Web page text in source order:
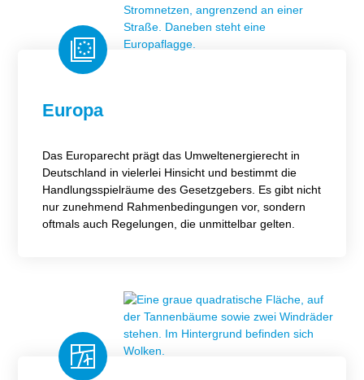
Europa
Das Europarecht prägt das Umweltenergierecht in
Deutschland in vielerlei Hinsicht und bestimmt die
Handlungsspielräume des Gesetzgebers. Es gibt nicht
nur zunehmend Rahmenbedingungen vor, sondern
oftmals auch Regelungen, die unmittelbar gelten.